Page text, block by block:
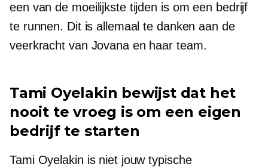
een van de moeilijkste tijden is om een ​​bedrijf
te runnen. Dit is allemaal te danken aan de
veerkracht van Jovana en haar team.
Tami Oyelakin bewijst dat het
nooit te vroeg is om een ​​eigen
bedrijf te starten
Tami Oyelakin is niet jouw typische